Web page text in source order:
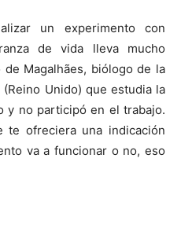
un experimento con
de vida lleva mucho
Magalhães, biólogo de la
Unido) que estudia la
y no participó en el trabajo.
te ofreciera una indicación
va a funcionar o no, eso